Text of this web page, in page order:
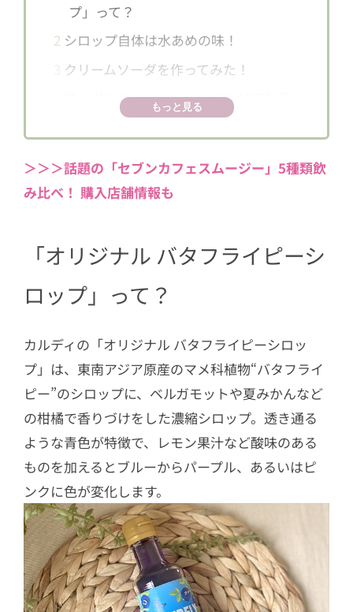
プ」って？
2 シロップ自体は水あめの味！
クリームソーダを作ってみた！
ヨーグルトシャーベットにかけても◎
もっと見る
＞＞＞話題の「セブンカフェスムージー」5種類飲
み比べ！ 購入店舗情報も
「オリジナル バタフライピーシ
ロップ」って？
カルディの「オリジナル バタフライピーシロッ
プ」は、東南アジア原産のマメ科植物“バタフライ
ピー”のシロップに、ベルガモットや夏みかんなど
の柑橘で香りづけをした濃縮シロップ。透き通る
ような青色が特徴で、レモン果汁など酸味のある
ものを加えるとブルーからパープル、あるいはピ
ンクに色が変化します。